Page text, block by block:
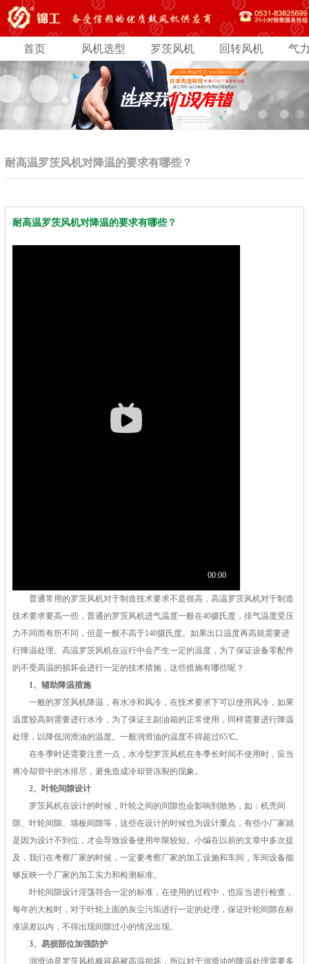
首页 风机选型 罗茨风机 回转风机 气
耐高温罗茨风机对降温的要求有哪些？
耐高温罗茨风机对降温的要求有哪些？
普通常用的罗茨风机对于制造技术要求不是很高，高温罗茨风机对于制造
技术要求要高一些，普通的罗茨风机进气温度一般在40摄氏度，排气温度受压
力不同而有所不同，但是一般不高于140摄氏度。如果出口温度再高就需要进
行降温处理。高温罗茨风机在运行中会产生一定的温度，为了保证设备零配件
的不受高温的损坏会进行一定的技术措施，这些措施有哪些呢？
1、辅助降温措施
一般的罗茨风机降温，有水冷和风冷，在技术要求下可以使用风冷，如果
温度较高则需要进行水冷，为了保证主副油箱的正常使用，同样需要进行降温
处理，以降低润滑油的温度。一般润滑油的温度不得超过65℃。
在冬季时还需要注意一点，水冷型罗茨风机在冬季长时间不使用时，应当
将冷却管中的水排尽，避免造成冷却管冻裂的现象。
2、叶轮间隙设计
罗茨风机在设计的时候，叶轮之间的间隙也会影响到散热，如：机壳间
隙、叶轮间隙、墙板间隙等，这些在设计的时候也为设计重点，有些小厂家就
是因为设计不到位，才会导致设备使用年限较短。小编在以前的文章中多次提
及，我们在考察厂家的时候，一定要考察厂家的加工设施和车间，车间设备能
够反映一个厂家的加工实力和检测标准。
叶轮间隙设计淫荡符合一定的标准，在使用的过程中，也应当进行检查，
每年的大检时，对于叶轮上面的灰尘污垢进行一定的处理，保证叶轮间隙在标
准误差以内，不得出现间隙过小的情况出现。
3、易损部位加强防护
润滑油是罗茨风机极容易被高温损坏，所以对于润滑油的降温处理需要多